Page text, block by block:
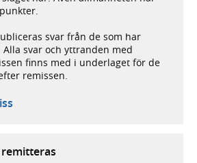
svar från de som har
svar och yttranden med
finns med i underlaget för de
remissen.